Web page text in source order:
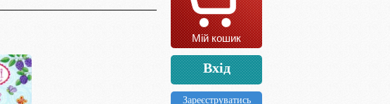
Мій кошик
Вхід
Зареєструватись